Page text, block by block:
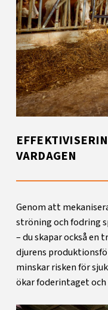
VARDAGEN
Genom att
ströning och fodring
– du skapar också
djurens
minskar risken för
ökar foderintaget